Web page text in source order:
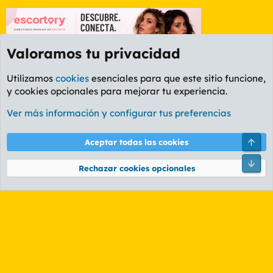
Foro Cine
Cookies
PL OLDSTYLE AMARILLO
Términos y reglas Política de privacidad Ayuda
Community platform by XenForo® © 2010-2026 XenForo Ltd.
Valoramos tu privacidad
Utilizamos cookies esenciales para que este sitio funcione,
y cookies opcionales para mejorar tu experiencia.
Ver más información y configurar tus preferencias
Aceptar todas las cookies
Rechazar cookies opcionales
Pie